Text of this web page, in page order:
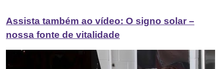
Assista também ao vídeo: O signo solar –
nossa fonte de vitalidade